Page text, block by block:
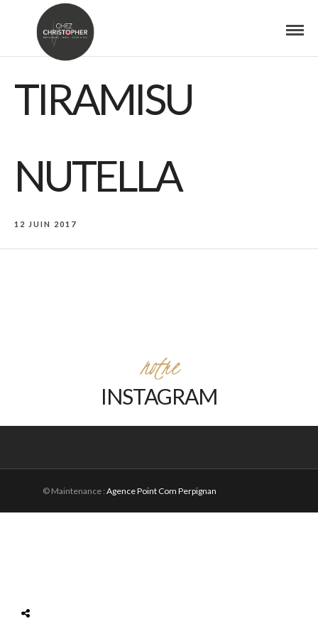
TIRAMISU
NUTELLA
12 JUIN 2017
notre
INSTAGRAM
© Maintenance : Agence Point Com Perpignan